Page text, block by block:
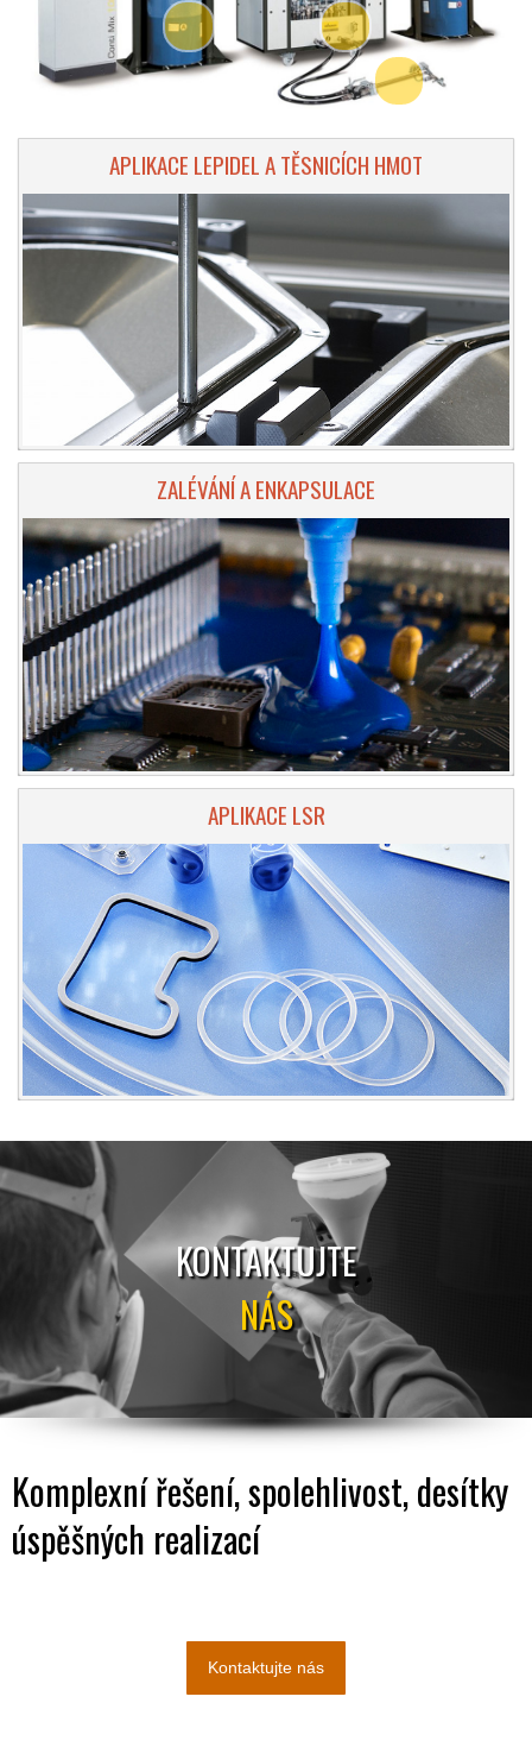
APLIKACE LEPIDEL A TĚSNICÍCH HMOT
ZALÉVÁNÍ A ENKAPSULACE
APLIKACE LSR
KONTAKTUJTE
NÁS
Komplexní řešení, spolehlivost, desítky
úspěšných realizací
Kontaktujte nás